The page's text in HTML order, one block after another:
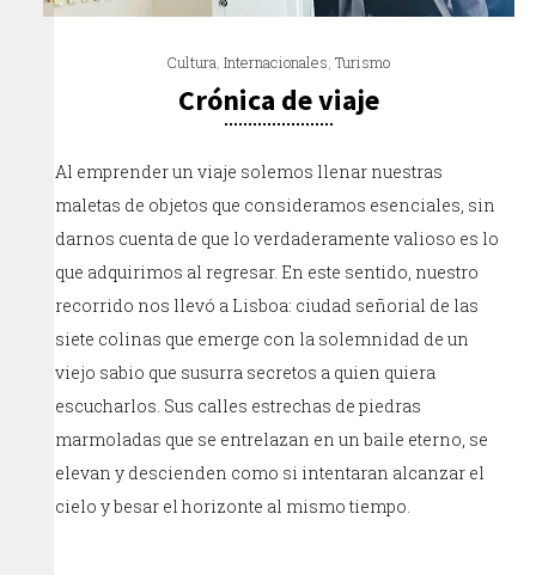
Cultura,Internacionales,Turismo
Crónica de viaje
Al emprender un viaje solemos llenar nuestras
maletas de objetos que consideramos esenciales, sin
darnos cuenta de que lo verdaderamente valioso es lo
que adquirimos al regresar. En este sentido, nuestro
recorrido nos llevó a Lisboa: ciudad señorial de las
siete colinas que emerge con la solemnidad de un
viejo sabio que susurra secretos a quien quiera
escucharlos. Sus calles estrechas de piedras
marmoladas que se entrelazan en un baile eterno, se
elevan y descienden como si intentaran alcanzar el
cielo y besar el horizonte al mismo tiempo.